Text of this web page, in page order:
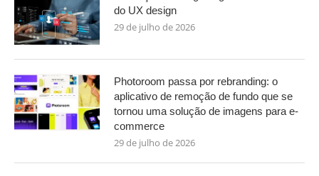
do UX design
29 de julho de 2026
Photoroom passa por rebranding: o
aplicativo de remoção de fundo que se
tornou uma solução de imagens para e-
commerce
29 de julho de 2026